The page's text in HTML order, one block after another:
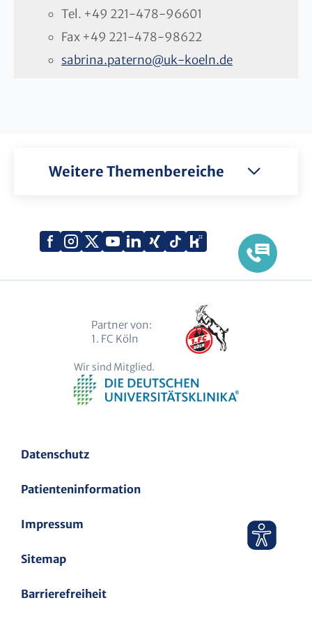
Tel. +49 221-478-96601
Fax +49 221-478-98622
sabrina.paterno@uk-koeln.de
Weitere Themenbereiche
Facebook
Instagram
X
YouTube
LinkedIn
Xing TiktokKununu
Datenschutz
Patienteninformation
Impressum
Sitemap
Barrierefreiheit
Partner von:
1. FC Köln
Wir sind Mitglied.